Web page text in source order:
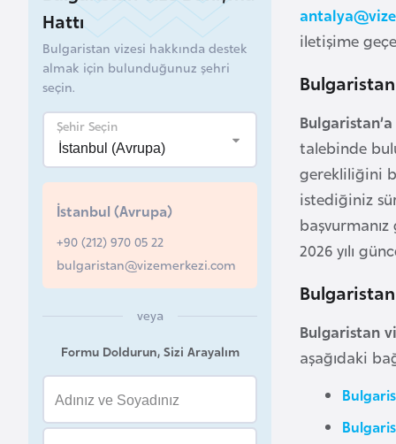
iletişime
Bulgaristan’a
talebinde
gerekliliğini
istediğiniz
2026 yılı
Bulgaristan
aşağıdaki
Hattı
Bulgaristan vizesi hakkında destek
almak için bulunduğunuz şehri
seçin.
Şehir Seçin
İstanbul (Avrupa)
+90 (212) 970 05 22
bulgaristan@vizemerkezi.com
veya
Formu Doldurun, Sizi Arayalım
e
l
r
u
s
B
e
l
ç
i
a
B
e